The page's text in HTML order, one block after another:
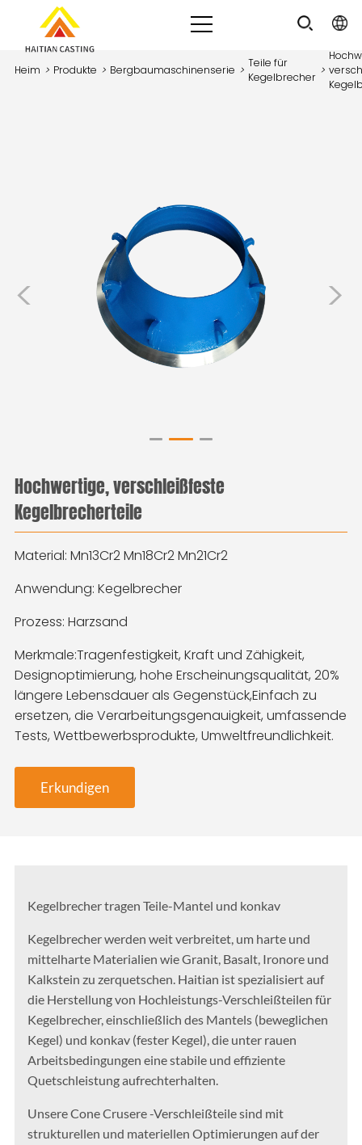
Heim > Produkte > Bergbaumaschinenserie >
Teile für
Kegelbrecher
>
>
<
Hochwertige, verschleißfeste
Kegelbrecherteile
Material: Mn13Cr2 Mn18Cr2 Mn21Cr2
Anwendung: Kegelbrecher
Prozess: Harzsand
Merkmale:Tragenfestigkeit, Kraft und Zähigkeit,
Designoptimierung, hohe Erscheinungsqualität, 20%
längere Lebensdauer als Gegenstück,Einfach zu
ersetzen, die Verarbeitungsgenauigkeit, umfassende
Tests, Wettbewerbsprodukte, Umweltfreundlichkeit.
Erkundigen
Kegelbrecher tragen Teile-Mantel und konkav
Kegelbrecher werden weit verbreitet, um harte und
mittelharte Materialien wie Granit, Basalt, Ironore und
Kalkstein zu zerquetschen. Haitian ist spezialisiert auf
die Herstellung von Hochleistungs-Verschleißteilen für
Kegelbrecher, einschließlich des Mantels (beweglichen
Kegel) und konkav (fester Kegel), die unter rauen
Arbeitsbedingungen eine stabile und effiziente
Quetschleistung aufrechterhalten.
Unsere Cone Crusere -Verschleißteile sind mit
strukturellen und materiellen Optimierungen auf der